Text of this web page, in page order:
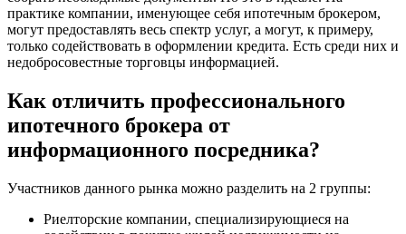
практике компании, именующее себя ипотечным брокером,
могут предоставлять весь спектр услуг, а могут, к примеру,
только содействовать в оформлении кредита. Есть среди них и
недобросовестные торговцы информацией.
Как отличить профессионального
ипотечного брокера от
информационного посредника?
Участников данного рынка можно разделить на 2 группы:
Риелторские компании, специализирующиеся на